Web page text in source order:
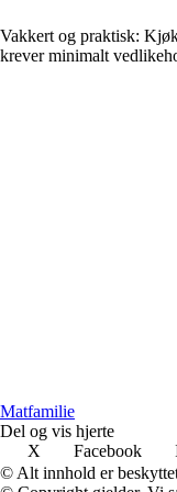
Vakkert og praktisk:
krever minimalt
Matfamilie
Del og vis hjerte
X
Facebook
© Alt innhold er